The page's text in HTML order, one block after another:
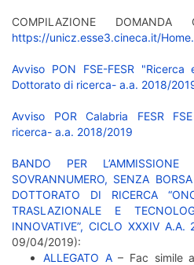
COMPILAZIONE
https://unicz.esse3.cineca.it/
Avviso PON FSE-FESR
Dottorato di ricerca- a.a. 2018/
Avviso POR Calabria FESR
ricerca- a.a. 2018/2019
BANDO PER
SOVRANNUMERO, SENZA
DOTTORATO DI RICERCA
TRASLAZIONALE E
INNOVATIVE”, CICLO XXXIV A.A.
09/04/2019):
ALLEGATO A– Fac simile